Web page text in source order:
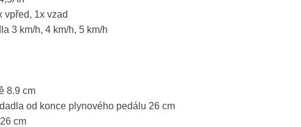
vpřed, 1x vzad
3 km/h, 4 km/h, 5 km/h
8.9 cm
od konce plynového pedálu 26 cm
cm